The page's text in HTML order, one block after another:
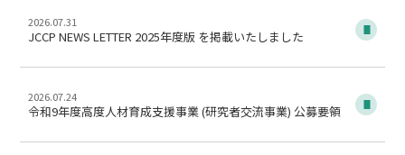
2026.07.31
JCCP NEWS LETTER 2025年度版 を掲載いたしました
2026.07.24
令和9年度高度人材育成支援事業 (研究者交流事業) 公募要領